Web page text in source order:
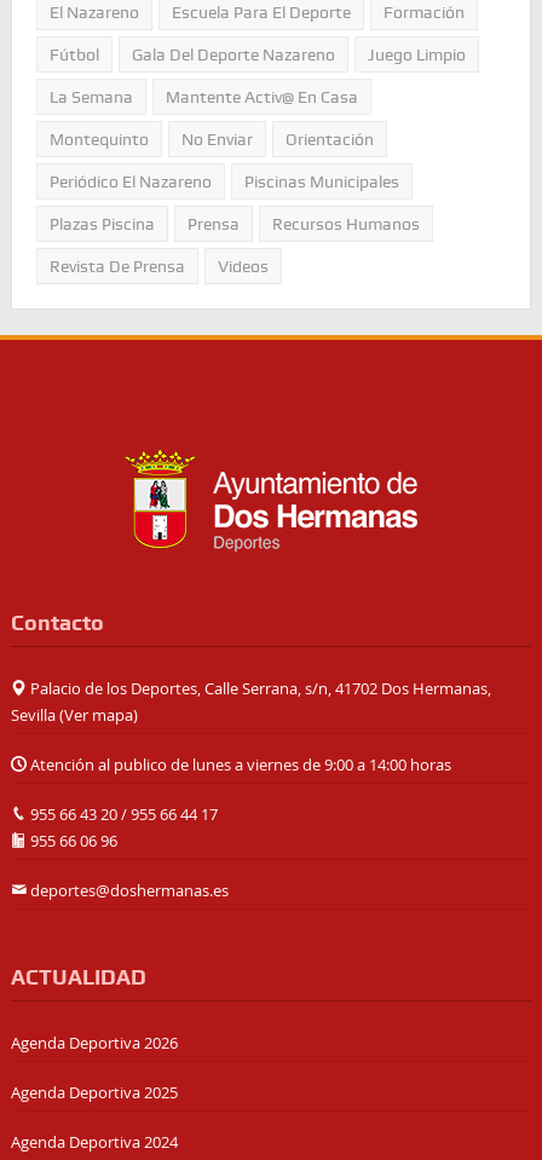
El Nazareno Escuela Para El Deporte Formación
Fútbol Gala Del Deporte Nazareno Juego Limpio
La Semana Mantente Activ@ En Casa
Montequinto No Enviar Orientación
Periódico El Nazareno Piscinas Municipales
Plazas Piscina Prensa Recursos Humanos
Revista De Prensa Videos
Contacto
Palacio de los Deportes, Calle Serrana, s/n, 41702 Dos Hermanas,
Sevilla (Ver mapa)
Atención al publico de lunes a viernes de 9:00 a 14:00 horas
955 66 43 20/955 66 44 17
955 66 06 96
deportes@doshermanas.es
ACTUALIDAD
Agenda Deportiva 2026
Agenda Deportiva 2025
Agenda Deportiva 2024